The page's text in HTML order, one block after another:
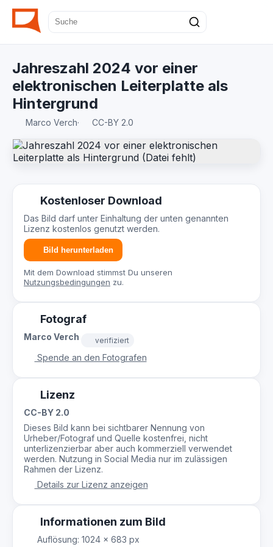
Jahreszahl 2024 vor einer
elektronischen Leiterplatte als
Hintergrund
Marco Verch· CC-BY 2.0
Kostenloser Download
Das Bild darf unter Einhaltung der unten genannten
Lizenz kostenlos genutzt werden.
Bild herunterladen
Mit dem Download stimmst Du unseren
Nutzungsbedingungen zu.
Fotograf
Marco Verch verifiziert
Spende an den Fotografen
Lizenz
CC-BY 2.0
Dieses Bild kann bei sichtbarer Nennung von
Urheber/Fotograf und Quelle kostenfrei, nicht
unterlizenzierbar aber auch kommerziell verwendet
werden. Nutzung in Social Media nur im zulässigen
Rahmen der Lizenz.
Details zur Lizenz anzeigen
Informationen zum Bild
Auflösung: 1024 × 683 px